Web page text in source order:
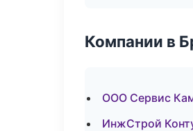
Компании в
ООО Сервис
ИнжСтрой